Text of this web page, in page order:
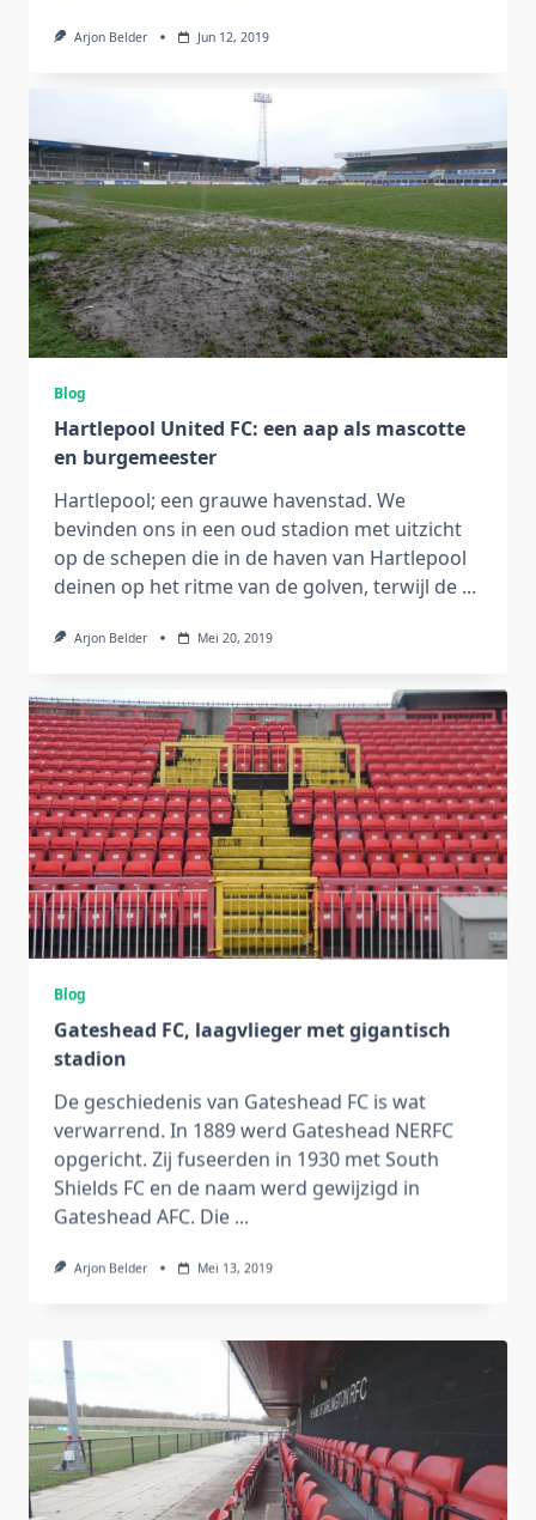
Arjon Belder Jun 12, 2019
Blog
Hartlepool United FC: een aap als mascotte
en burgemeester
Hartlepool; een grauwe havenstad. We
bevinden ons in een oud stadion met uitzicht
op de schepen die in de haven van Hartlepool
deinen op het ritme van de golven, terwijl de ...
Arjon Belder Mei 20, 2019
Blog
Gateshead FC, laagvlieger met gigantisch
stadion
De geschiedenis van Gateshead FC is wat
verwarrend. In 1889 werd Gateshead NERFC
opgericht. Zij fuseerden in 1930 met South
Shields FC en de naam werd gewijzigd in
Gateshead AFC. Die ...
Arjon Belder Mei 13, 2019